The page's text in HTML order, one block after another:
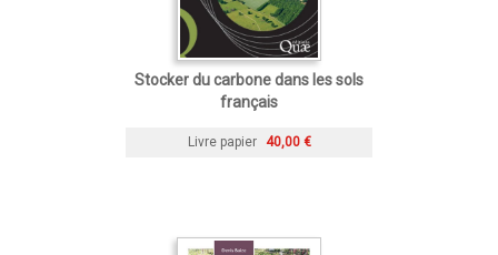
Stocker du carbone dans les sols
français
Livre papier 40,00 €